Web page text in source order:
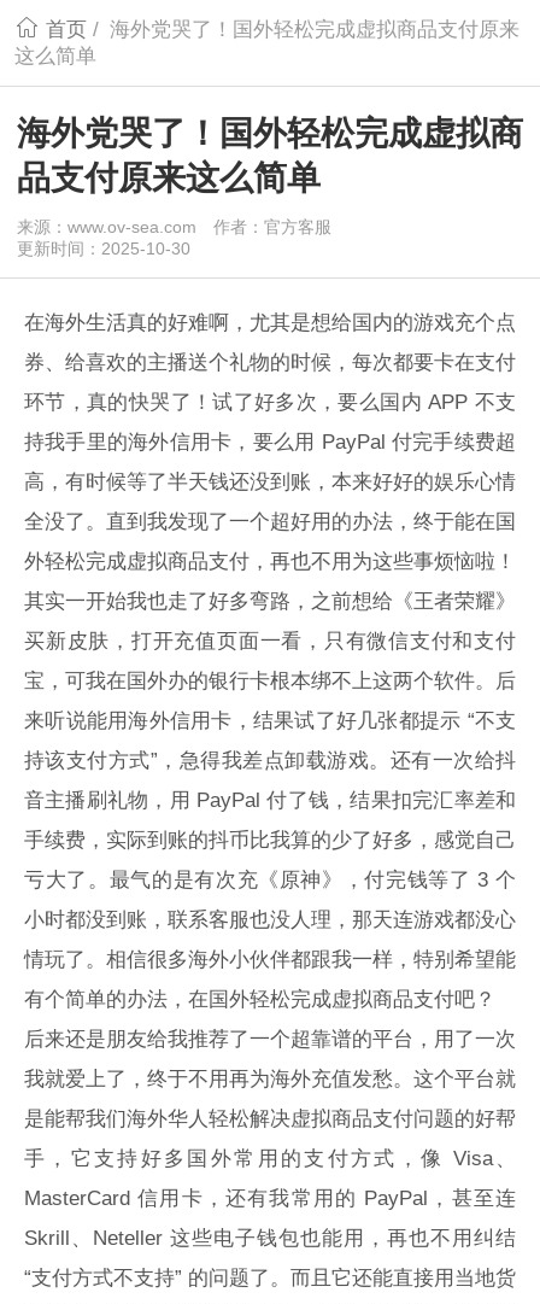
首页 / 海外党哭了！国外轻松完成虚拟商品支付原来
这么简单
海外党哭了！国外轻松完成虚拟商
品支付原来这么简单
来源：www.ov-sea.com
作者：官方客服
更新时间：2025-10-30
在海外生活真的好难啊，尤其是想给国内的游戏充个点
券、给喜欢的主播送个礼物的时候，每次都要卡在支付
环节，真的快哭了！试了好多次，要么国内 APP 不支
持我手里的海外信用卡，要么用 PayPal 付完手续费超
高，有时候等了半天钱还没到账，本来好好的娱乐心情
全没了。直到我发现了一个超好用的办法，终于能在国
外轻松完成虚拟商品支付，再也不用为这些事烦恼啦！
其实一开始我也走了好多弯路，之前想给《王者荣耀》
买新皮肤，打开充值页面一看，只有微信支付和支付
宝，可我在国外办的银行卡根本绑不上这两个软件。后
来听说能用海外信用卡，结果试了好几张都提示 “不支
持该支付方式”，急得我差点卸载游戏。还有一次给抖
音主播刷礼物，用 PayPal 付了钱，结果扣完汇率差和
手续费，实际到账的抖币比我算的少了好多，感觉自己
亏大了。最气的是有次充《原神》，付完钱等了 3 个
小时都没到账，联系客服也没人理，那天连游戏都没心
情玩了。相信很多海外小伙伴都跟我一样，特别希望能
有个简单的办法，在国外轻松完成虚拟商品支付吧？
后来还是朋友给我推荐了一个超靠谱的平台，用了一次
我就爱上了，终于不用再为海外充值发愁。这个平台就
是能帮我们海外华人轻松解决虚拟商品支付问题的好帮
手，它支持好多国外常用的支付方式，像 Visa、
MasterCard 信用卡，还有我常用的 PayPal，甚至连
Skrill、Neteller 这些电子钱包也能用，再也不用纠结
“支付方式不支持” 的问题了。而且它还能直接用当地货